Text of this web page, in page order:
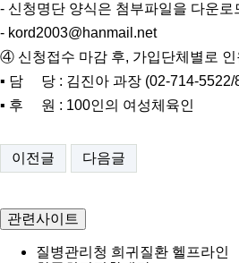
- 신청명단 양식은 첨부파일을 다운로
- kord2003@hanmail.net
④ 신청접수 마감 후, 가입단체별로 인
▪ 담 당 : 김진아 과장 (02-714-5522/
▪ 후 원 : 100인의 여성체육인
이전글 다음글
관련사이트
질병관리청 희귀질환 헬프라인